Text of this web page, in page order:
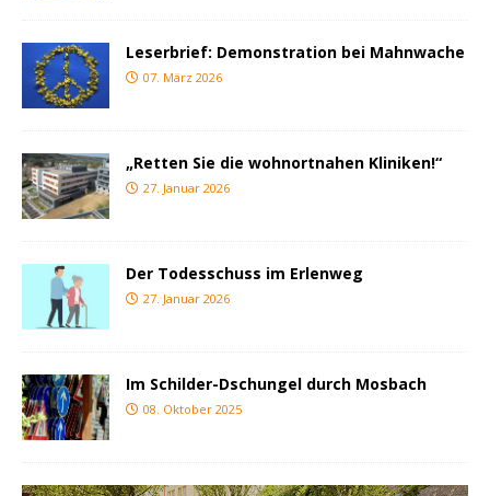
Leserbrief: Demonstration bei Mahnwache
07. März 2026
„Retten Sie die wohnortnahen Kliniken!“
27. Januar 2026
Der Todesschuss im Erlenweg
27. Januar 2026
Im Schilder-Dschungel durch Mosbach
08. Oktober 2025